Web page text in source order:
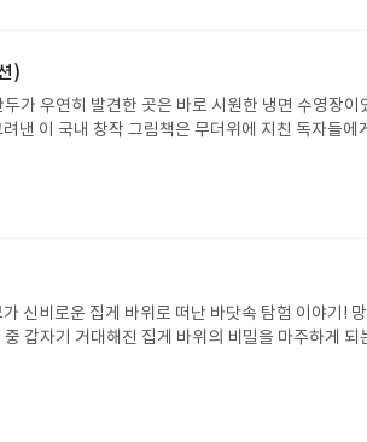
은 그 내부에 있을 때가 많다....... 미하엘 하네케 감
로써 '이것도 사랑이다'라고 말하려 했을 것이다.
세요! 먼저 작성한 리뷰를 올려주시면 당첨확률이
후, 이 글의 댓글로 신청해주세요.- 기존 YES블로그
니다. ▶ 도서/상품 발송- 도서/상품은 최근 배송지
발송됩니다.- 주소/연락처에 문제가 있을 시 선정
가). ▶ 리뷰 작성- 도서/상품을 받고 2주 이내 리
)- 기간내 미작성, 불성실한 리뷰, 도서/상품과 무
뷰어클럽은 개인의 감상이 포함된 300자 이상의
)
가 우연히 발견한 곳은 바로 시원한 냉면 수영장이
낸 이 국내 창작 그림책은 무더위에 지친 독자들에
무 베스트셀러 시리즈의 세 번째 이야기로, 만두
모습이 마음속까지 시원하게 파고듭니다.만두의 더
기 닫기모집인원 : 5명신청기간 : 2026.07.31 ~
!- '사락' 개설 후, 이 글의 댓글로 신청해주세요.-
/연락처에 문제가 있을 시 선정에서 제외되거나 배
고 2주 이내 리뷰를 작성해주셔야 합니다. (포스트
관한 리뷰 작성 시 이후 선정에서 제외될 수 있습니
니다.
신비로운 집게 바위로 떠난 바닷속 탐험 이야기!
갑자기 거대해진 집게 바위의 비밀을 마주하게 되
자극하는 환상적인 해양 모험 동화 속으로 풍덩 빠
예스24 바로가기 닫기모집인원 : 20명신청기간 :
작성기한 : 도서/상품 받고 2주 이내 ▶ 주소/연락